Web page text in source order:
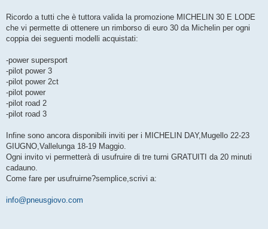
Ricordo a tutti che è tuttora valida la promozione MICHELIN 30 E LODE
che vi permette di ottenere un rimborso di euro 30 da Michelin per ogni
coppia dei seguenti modelli acquistati:
-power supersport
-pilot power 3
-pilot power 2ct
-pilot power
-pilot road 2
-pilot road 3
Infine sono ancora disponibili inviti per i MICHELIN DAY,Mugello 22-23
GIUGNO,Vallelunga 18-19 Maggio.
Ogni invito vi permetterà di usufruire di tre turni GRATUITI da 20 minuti
cadauno.
Come fare per usufruirne?semplice,scrivi a:
info@pneusgiovo.com